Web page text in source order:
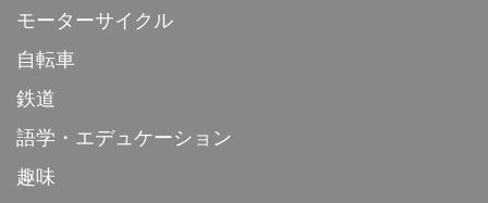
モーターサイクル
自転車
鉄道
語学・エデュケーション
趣味